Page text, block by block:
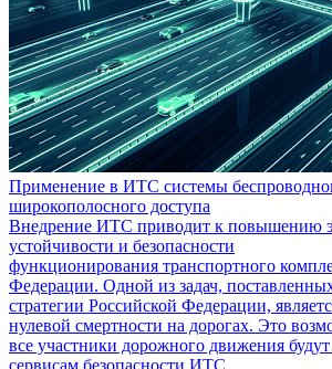
Применение в ИТС системы
широкополосного доступа
Внедрение ИТС приводит к повышению
устойчивости и безопасности
функционирования транспортного
Федерации. Одной из задач,
стратегии Российской Федерации,
нулевой смертности на дорогах. Это
все участники дорожного движения